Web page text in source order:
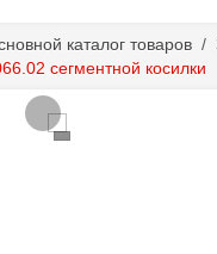
каталог товаров /
сегментной косилки